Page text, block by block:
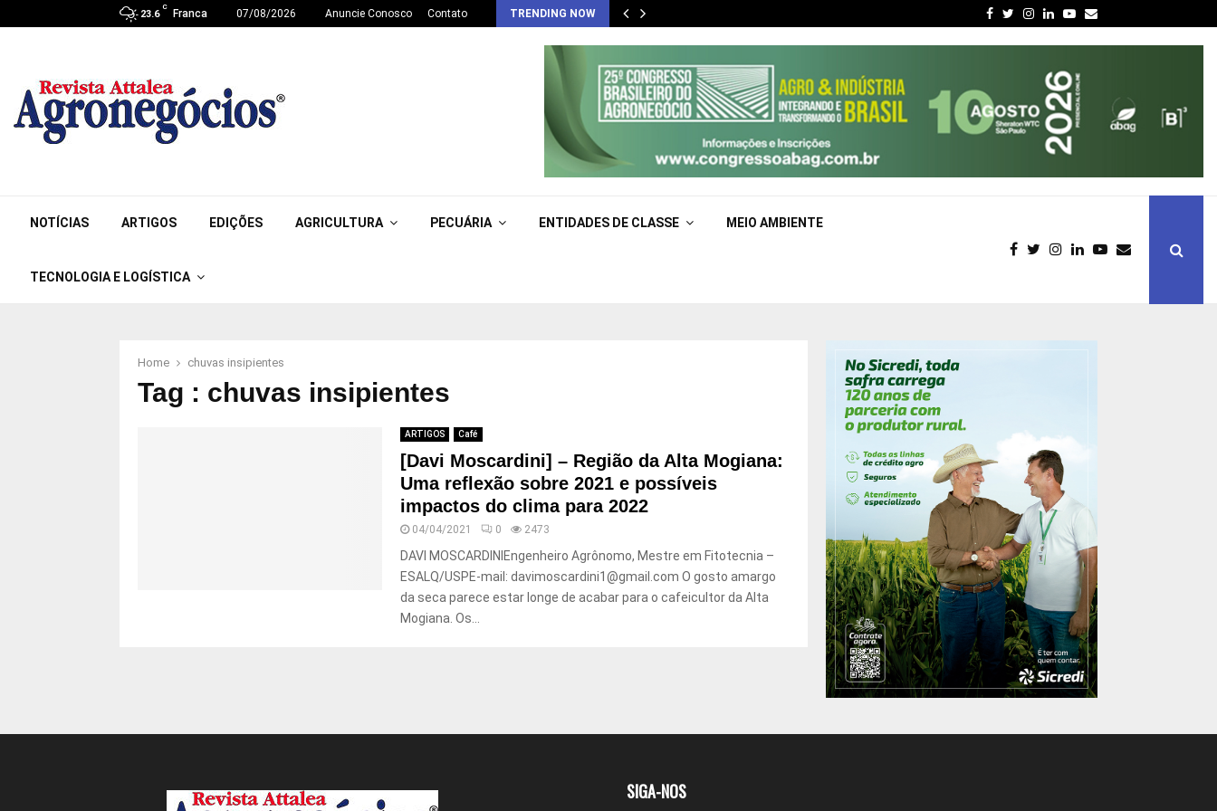
23.6
C
Franca 07/08/2026 Anuncie Conosco Contato TRENDING NOW Facebook
Twitter
Instagram
LinkedinYoutube
Email
NOTÍCIAS ARTIGOS EDIÇÕES AGRICULTURA PECUÁRIA ENTIDADES DE CLASSE MEIO AMBIENTE
TECNOLOGIA E LOGÍSTICA
Home chuvas insipientes
Tag : chuvas insipientes
ARTIGOS Café
[Davi Moscardini] – Região da Alta Mogiana:
Uma reflexão sobre 2021 e possíveis
impactos do clima para 2022
04/04/2021 0 2473
DAVI MOSCARDINIEngenheiro Agrônomo, Mestre em Fitotecnia –
ESALQ/USPE-mail: davimoscardini1@gmail.com O gosto amargo
da seca parece estar longe de acabar para o cafeicultor da Alta
Mogiana. Os...
SIGA-NOS